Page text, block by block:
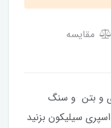
مقایسه
و بتن و سنگ
سیلیکون بزنید